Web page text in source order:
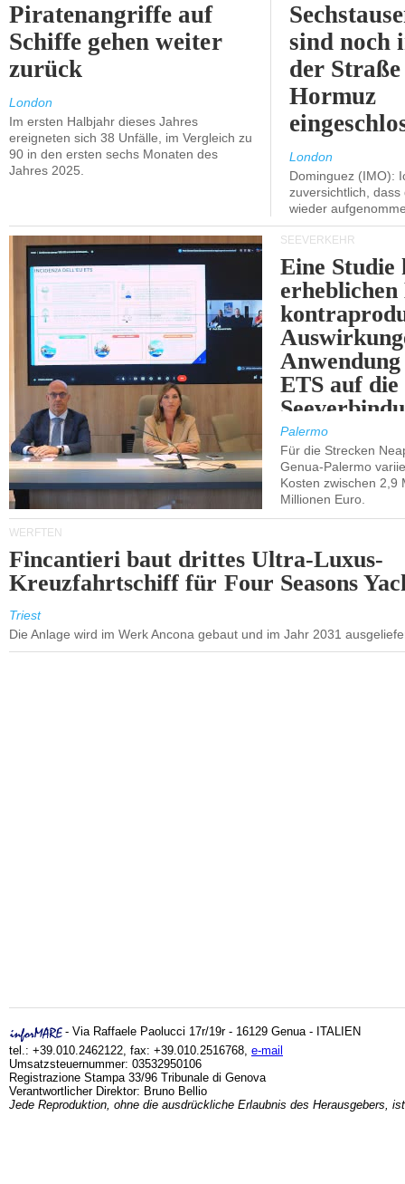
Piratenangriffe auf
Schiffe gehen weiter
zurück
London
Im ersten Halbjahr dieses Jahres
ereigneten sich 38 Unfälle, im Vergleich zu
90 in den ersten sechs Monaten des
Jahres 2025.
sind noch
der
Hormuz
London
Dominguez (IMO):
zuversichtlich,
wieder
SEEVERKEHR
Eine Studie
ETS auf die
Palermo
Für die Strecken
Genua-Palermo
Kosten zwischen 2,9
Millionen Euro.
WERFTEN
Fincantieri baut drittes Ultra-Luxus-
Kreuzfahrtschiff für Four Seasons
Triest
Die Anlage wird im Werk Ancona gebaut und im Jahr 2031
- Via Raffaele Paolucci 17r/19r - 16129 Genua - ITALIEN
tel.: +39.010.2462122, fax: +39.010.2516768, e-mail
Umsatzsteuernummer: 03532950106
Registrazione Stampa 33/96 Tribunale di Genova
Verantwortlicher Direktor: Bruno Bellio
Jede Reproduktion, ohne die ausdrückliche Erlaubnis des Herausgebers,